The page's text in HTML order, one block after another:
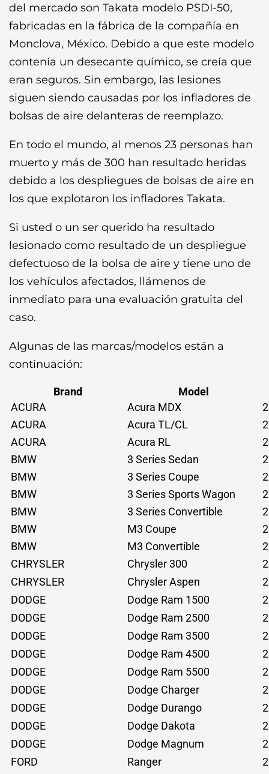
del mercado son Takata modelo PSDI-50,
fabricadas en la fábrica de la compañía en
Monclova, México. Debido a que este modelo
contenía un desecante químico, se creía que
eran seguros. Sin embargo, las lesiones
siguen siendo causadas por los infladores de
bolsas de aire delanteras de reemplazo.
En todo el mundo, al menos 23 personas han
muerto y más de 300 han resultado heridas
debido a los despliegues de bolsas de aire en
los que explotaron los infladores Takata.
Si usted o un ser querido ha resultado
lesionado como resultado de un despliegue
defectuoso de la bolsa de aire y tiene uno de
los vehículos afectados, llámenos de
inmediato para una evaluación gratuita del
caso.
Algunas de las marcas/modelos están a
continuación:
Brand
Model
ACURA
Acura MDX
ACURA
Acura TL/CL
ACURA
Acura RL
BMW
3 Series Sedan
BMW
3 Series Coupe
BMW
3 Series Sports Wagon
BMW
3 Series Convertible
BMW
M3 Coupe
BMW
M3 Convertible
CHRYSLER
Chrysler 300
CHRYSLER
Chrysler Aspen
DODGE
Dodge Ram 1500
DODGE
Dodge Ram 2500
DODGE
Dodge Ram 3500
DODGE
Dodge Ram 4500
DODGE
Dodge Ram 5500
DODGE
Dodge Charger
DODGE
Dodge Durango
DODGE
Dodge Dakota
DODGE
Dodge Magnum
FORD
Ranger